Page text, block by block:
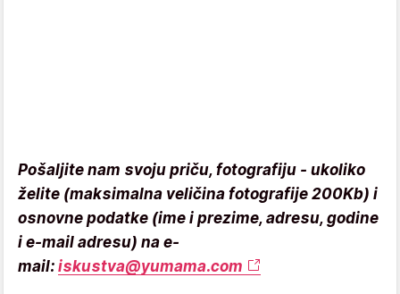
Pošaljite nam svoju priču, fotografiju - ukoliko
želite (maksimalna veličina fotografije 200Kb) i
osnovne podatke (ime i prezime, adresu, godine
i e-mail adresu) na e-
mail: iskustva@yumama.com